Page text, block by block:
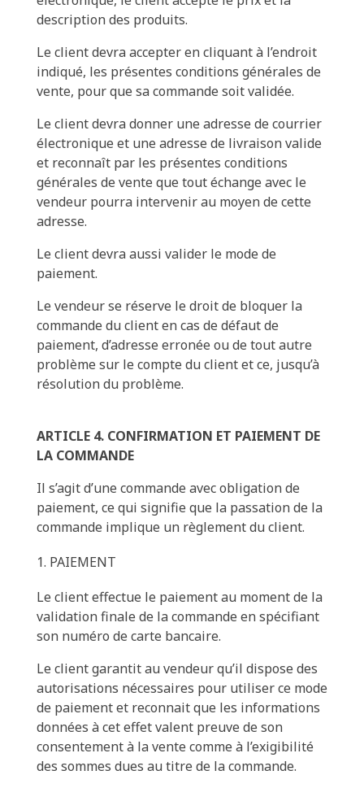
description des produits.
Le client devra accepter en cliquant à l’endroit
indiqué, les présentes conditions générales de
vente, pour que sa commande soit validée.
Le client devra donner une adresse de courrier
électronique et une adresse de livraison valide
et reconnaît par les présentes conditions
générales de vente que tout échange avec le
vendeur pourra intervenir au moyen de cette
adresse.
Le client devra aussi valider le mode de
paiement.
Le vendeur se réserve le droit de bloquer la
commande du client en cas de défaut de
paiement, d’adresse erronée ou de tout autre
problème sur le compte du client et ce, jusqu’à
résolution du problème.
ARTICLE 4. CONFIRMATION ET PAIEMENT DE
LA COMMANDE
Il s’agit d’une commande avec obligation de
paiement, ce qui signifie que la passation de la
commande implique un règlement du client.
PAIEMENT
Le client effectue le paiement au moment de la
validation finale de la commande en spécifiant
son numéro de carte bancaire.
Le client garantit au vendeur qu’il dispose des
autorisations nécessaires pour utiliser ce mode
de paiement et reconnait que les informations
données à cet effet valent preuve de son
consentement à la vente comme à l’exigibilité
des sommes dues au titre de la commande.